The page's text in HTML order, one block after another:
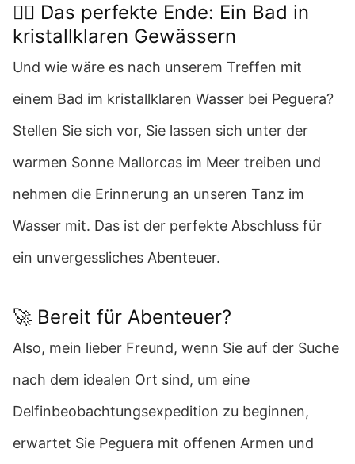
🏊‍♂️ Das perfekte Ende: Ein Bad in
kristallklaren Gewässern
Und wie wäre es nach unserem Treffen mit
einem Bad im kristallklaren Wasser bei Peguera?
Stellen Sie sich vor, Sie lassen sich unter der
warmen Sonne Mallorcas im Meer treiben und
nehmen die Erinnerung an unseren Tanz im
Wasser mit. Das ist der perfekte Abschluss für
ein unvergessliches Abenteuer.
🚀 Bereit für Abenteuer?
Also, mein lieber Freund, wenn Sie auf der Suche
nach dem idealen Ort sind, um eine
Delfinbeobachtungsexpedition zu beginnen,
erwartet Sie Peguera mit offenen Armen und